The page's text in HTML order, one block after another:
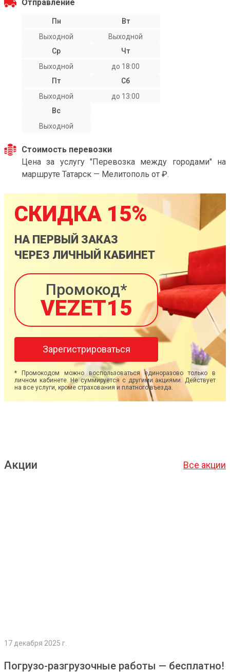
Отправление
Пн
Выходной
Вт
Выходной
Ср
Выходной
Чт
до 18:00
Пт
Выходной
Сб
до 13:00
Вс
Выходной
Стоимость перевозки
Цена за услугу "Перевозка между городами" на
маршруте Татарск — Мелитополь от ₽.
СКИДКА 15%
НА ПЕРВЫЙ ЗАКАЗ
ЧЕРЕЗ ЛИЧНЫЙ КАБИНЕТ
Промокод*
VEZET15
Зарегистрироваться
* Промокодом можно воспользоваться единоразово только в
личном кабинете. Не суммируется с другими акциями. Действует
на все услуги, кроме страхования и платного въезда.
Акции Все акции
17 декабря 2025 г.
Погрузо-разгрузочные работы — бесплатно!